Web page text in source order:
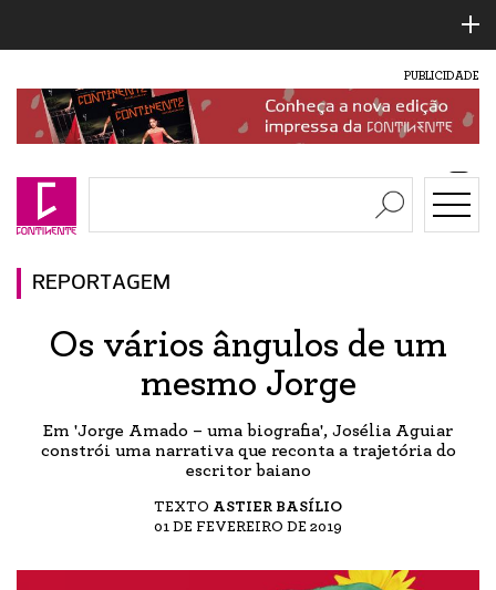
PUBLICIDADE
REPORTAGEM
Os vários ângulos de um
mesmo Jorge
Em 'Jorge Amado – uma biografia', Josélia Aguiar
constrói uma narrativa que reconta a trajetória do
escritor baiano
TEXTO ASTIER BASÍLIO
01 DE FEVEREIRO DE 2019